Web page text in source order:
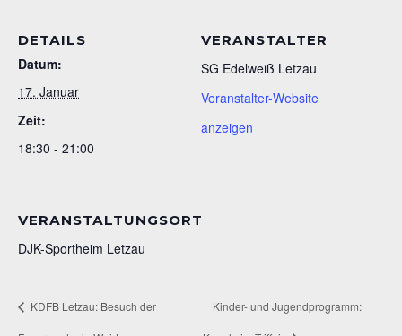
DETAILS
Datum:
17. Januar
Zeit:
18:30 - 21:00
VERANSTALTER
SG Edelweiß Letzau
Veranstalter-Website
anzeigen
VERANSTALTUNGSORT
DJK-Sportheim Letzau
KDFB Letzau: Besuch der Kinder- und Jugendprogramm: